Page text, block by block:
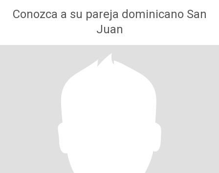
Conozca a su pareja dominicano San
Juan